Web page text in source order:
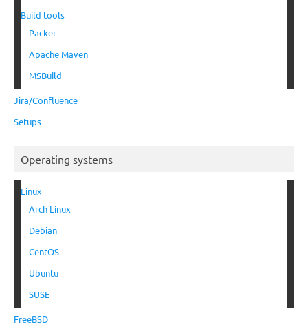
Build tools
Packer
Apache Maven
MSBuild
Jira/Confluence
Setups
Operating systems
Linux
Arch Linux
Debian
CentOS
Ubuntu
SUSE
FreeBSD